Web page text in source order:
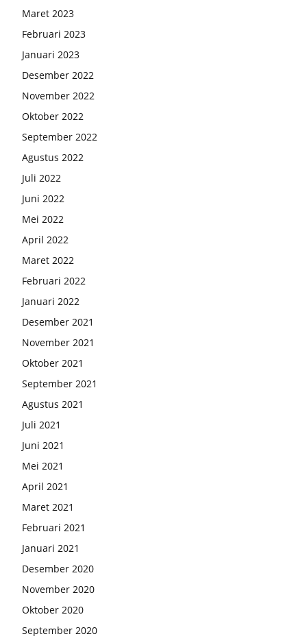
Maret 2023
Februari 2023
Januari 2023
Desember 2022
November 2022
Oktober 2022
September 2022
Agustus 2022
Juli 2022
Juni 2022
Mei 2022
April 2022
Maret 2022
Februari 2022
Januari 2022
Desember 2021
November 2021
Oktober 2021
September 2021
Agustus 2021
Juli 2021
Juni 2021
Mei 2021
April 2021
Maret 2021
Februari 2021
Januari 2021
Desember 2020
November 2020
Oktober 2020
September 2020